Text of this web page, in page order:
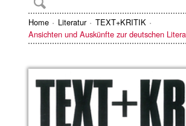
Home Literatur
TEXT+KRITIK
Ansichten und Auskünfte zur deutschen